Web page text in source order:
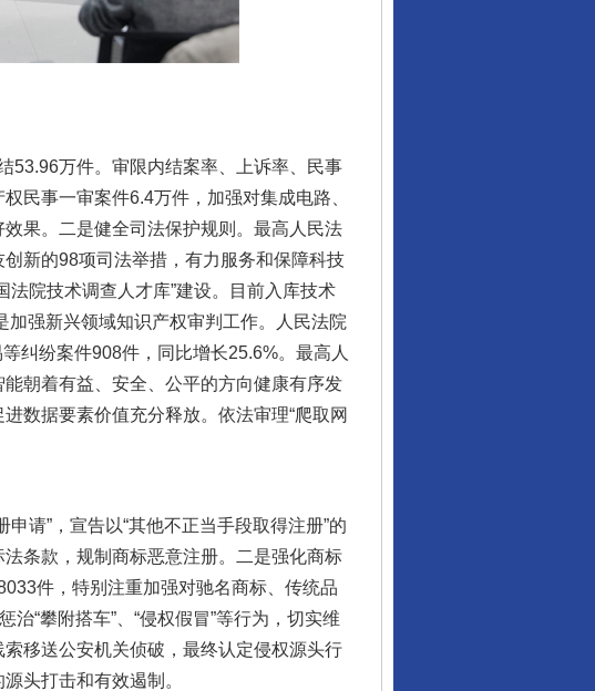
万件。审限内结案率、上诉率、民事
民事一审案件6.4万件，加强对集成电路、
果。二是健全司法保护规则。最高人民法
新的98项司法举措，有力服务和保障科技
院技术调查人才库”建设。目前入库技术
强新兴领域知识产权审判工作。人民法院
纠纷案件908件，同比增长25.6%。最高人
朝着有益、安全、公平的方向健康有序发
数据要素价值充分释放。依法审理“爬取网
请”，宣告以“其他不正当手段取得注册”的
条款，规制商标恶意注册。二是强化商标
件，特别注重加强对驰名商标、传统品
“攀附搭车”、“侵权假冒”等行为，切实维
移送公安机关侦破，最终认定侵权源头行
头打击和有效遏制。